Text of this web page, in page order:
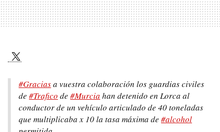
#Graciasa vuestra colaboración los guardias civiles
de #Trafico de #Murcia han detenido en Lorca al
conductor de un vehículo articulado de 40 toneladas
que multiplicaba x 10 la tasa máxima de #alcohol